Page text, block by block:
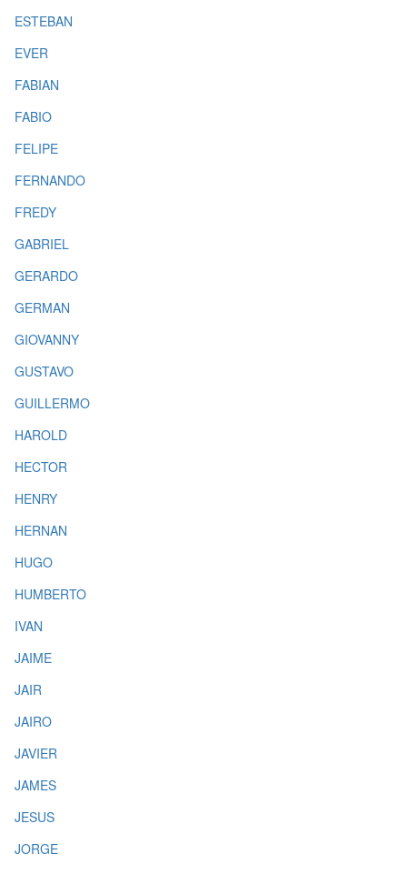
ESTEBAN
EVER
FABIAN
FABIO
FELIPE
FERNANDO
FREDY
GABRIEL
GERARDO
GERMAN
GIOVANNY
GUSTAVO
GUILLERMO
HAROLD
HECTOR
HENRY
HERNAN
HUGO
HUMBERTO
IVAN
JAIME
JAIR
JAIRO
JAVIER
JAMES
JESUS
JORGE